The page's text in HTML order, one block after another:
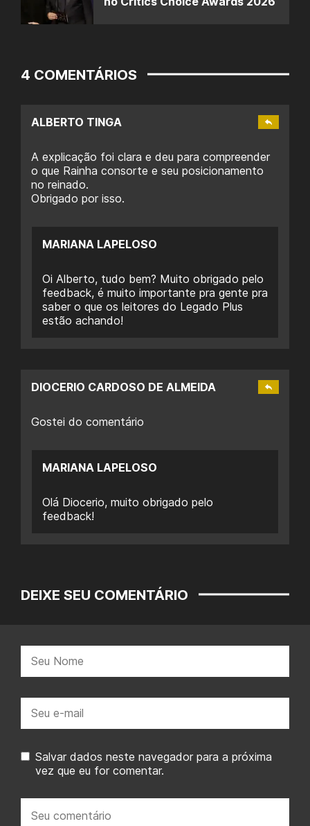
4 COMENTÁRIOS
ALBERTO TINGA
A explicação foi clara e deu para compreender
o que Rainha consorte e seu posicionamento
no reinado.
Obrigado por isso.
MARIANA LAPELOSO
Oi Alberto, tudo bem? Muito obrigado pelo
feedback, é muito importante pra gente pra
saber o que os leitores do Legado Plus
estão achando!
DIOCERIO CARDOSO DE ALMEIDA
Gostei do comentário
MARIANA LAPELOSO
Olá Diocerio, muito obrigado pelo
feedback!
DEIXE SEU COMENTÁRIO
mail:
Salvar dados neste navegador para a próxima
vez que eu for comentar.
comentário: